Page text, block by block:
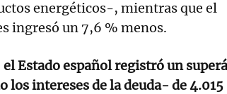
energéticos-, mientras que el
ingresó un 7,6 % menos.
el Estado español registró un
intereses de la deuda- de 4.015